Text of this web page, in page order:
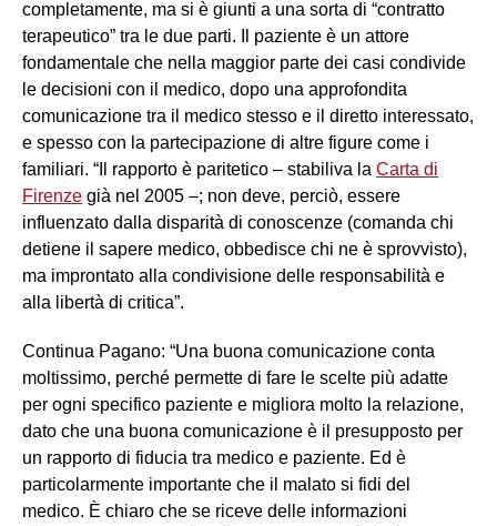
completamente, ma si è giunti a una sorta di “contratto
terapeutico” tra le due parti. Il paziente è un attore
fondamentale che nella maggior parte dei casi condivide
le decisioni con il medico, dopo una approfondita
comunicazione tra il medico stesso e il diretto interessato,
e spesso con la partecipazione di altre figure come i
familiari. “Il rapporto è paritetico – stabiliva la Carta di
Firenze già nel 2005 –; non deve, perciò, essere
influenzato dalla disparità di conoscenze (comanda chi
detiene il sapere medico, obbedisce chi ne è sprovvisto),
ma improntato alla condivisione delle responsabilità e
alla libertà di critica”.
Continua Pagano: “Una buona comunicazione conta
moltissimo, perché permette di fare le scelte più adatte
per ogni specifico paziente e migliora molto la relazione,
dato che una buona comunicazione è il presupposto per
un rapporto di fiducia tra medico e paziente. Ed è
particolarmente importante che il malato si fidi del
medico. È chiaro che se riceve delle informazioni